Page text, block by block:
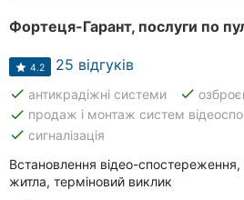
4.2 25 відгуків
done антикрадіжні системи done
done продаж і монтаж систем
done сигналізація
Встановлення відео-спостереження,
житла, терміновий виклик